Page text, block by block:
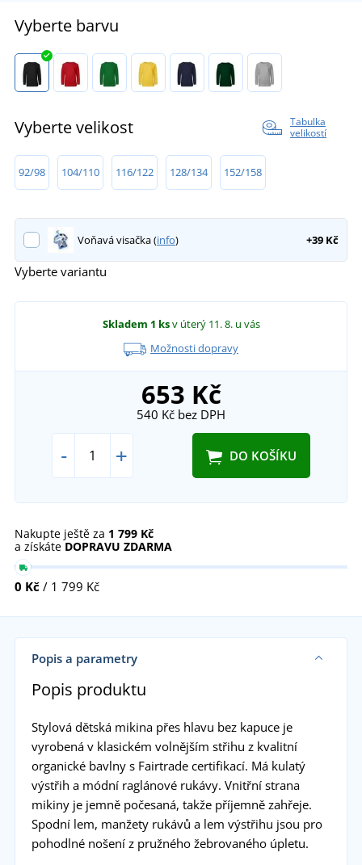
Vyberte barvu
Vyberte velikost
Tabulka
velikostí
92/98 104/110 116/122 128/134 152/158
Voňavá visačka (info) +39 Kč
Vyberte variantu
Skladem 1 ksv úterý 11. 8. u vás
Možnosti dopravy
653 Kč
540 Kč bez DPH
- + DO KOŠÍKU
Nakupte ještě za 1 799 Kč
a získáte DOPRAVU ZDARMA
0 Kč / 1 799 Kč
Popis a parametry
Popis produktu
Stylová dětská mikina přes hlavu bez kapuce je
vyrobená v klasickém volnějším střihu z kvalitní
organické bavlny s Fairtrade certifikací. Má kulatý
výstřih a módní raglánové rukávy. Vnitřní strana
mikiny je jemně počesaná, takže příjemně zahřeje.
Spodní lem, manžety rukávů a lem výstřihu jsou pro
pohodlné nošení z pružného žebrovaného úpletu.